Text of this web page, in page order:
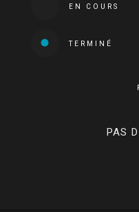
EN COURS
TERMINÉ
PAS